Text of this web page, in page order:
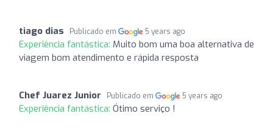
tiago dias Publicado em 5 years ago
Experiência fantástica: Muito bom uma boa alternativa de
viagem bom atendimento e rápida resposta
Chef Juarez Junior Publicado em 5 years ago
Experiência fantástica: Ótimo serviço !